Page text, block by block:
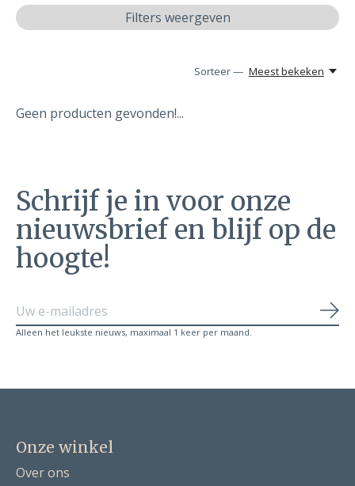
Filters weergeven
Sorteer — Meest bekeken
Geen producten gevonden!...
Schrijf je in voor onze
nieuwsbrief en blijf op de
hoogte!
Alleen het leukste nieuws, maximaal 1 keer per maand.
Onze winkel
Over ons